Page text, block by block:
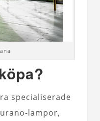
specialiserade
lampor,